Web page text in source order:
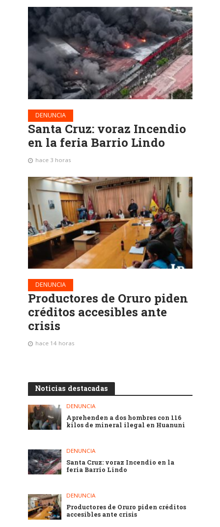
DENUNCIA
Santa Cruz: voraz Incendio
en la feria Barrio Lindo
hace 3 horas
DENUNCIA
Productores de Oruro piden
créditos accesibles ante
crisis
hace 14 horas
Noticias destacadas
DENUNCIA
Aprehenden a dos hombres con 116
kilos de mineral ilegal en Huanuni
DENUNCIA
Santa Cruz: voraz Incendio en la
feria Barrio Lindo
DENUNCIA
Productores de Oruro piden créditos
accesibles ante crisis